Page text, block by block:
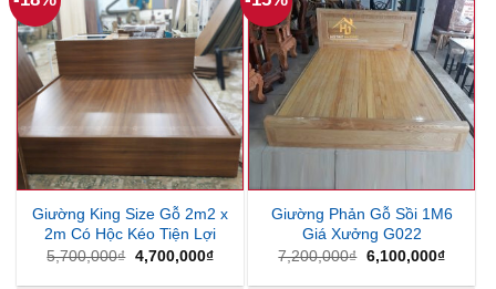
Giường King Size Gỗ 2m2 x
2m Có Hộc Kéo Tiện Lợi
5,700,000₫ Giá
là:
4,700,000₫Giá
tại
Giường Phản Gỗ Sồi 1M6
Giá Xưởng G022
7,200,000₫ Giá
là:
6,100,000₫Giá
tại